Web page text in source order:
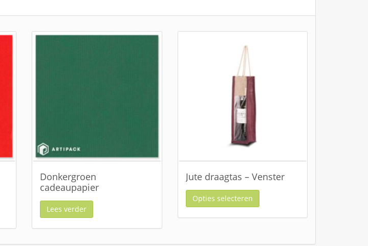
Donkergroen
cadeaupapier
Lees verder
Jute draagtas – Venster
Opties selecteren